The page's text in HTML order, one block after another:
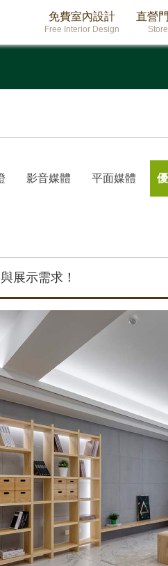
免費室內設計
Free Interior Design
直營
Store
影音媒體 平面媒體
展示需求！